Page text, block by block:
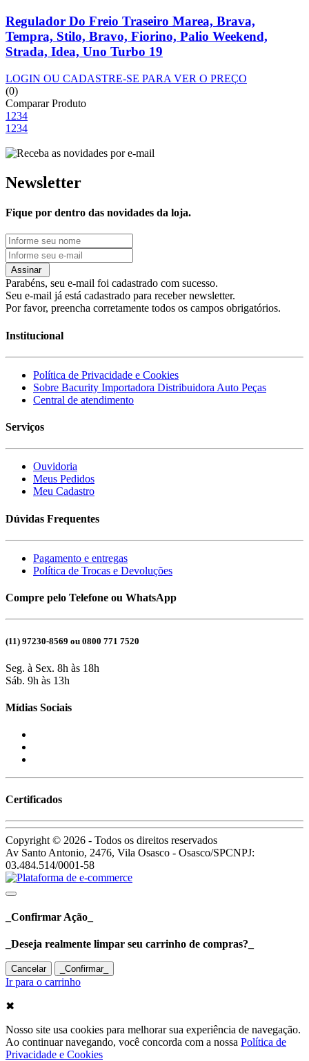
Regulador Do Freio Traseiro Marea, Brava,
Tempra, Stilo, Bravo, Fiorino, Palio Weekend,
Strada, Idea, Uno Turbo 19
LOGIN OU CADASTRE-SE PARA VER O PREÇO
(0)
Comparar Produto
1 234
1 234
Newsletter
Fique por dentro das novidades da loja.
Assinar
Parabéns, seu e-mail foi cadastrado com sucesso.
Seu e-mail já está cadastrado para receber newsletter.
Por favor, preencha corretamente todos os campos obrigatórios.
Institucional
Política de Privacidade e Cookies
Sobre Bacurity Importadora Distribuidora Auto Peças
Central de atendimento
Serviços
Ouvidoria
Meus Pedidos
Meu Cadastro
Dúvidas Frequentes
Pagamento e entregas
Política de Trocas e Devoluções
Compre pelo Telefone ou WhatsApp
(11) 97230-8569 ou 0800 771 7520
Seg. à Sex. 8h às 18h
Sáb. 9h às 13h
Mídias Sociais
Certificados
Copyright © 2026 - Todos os direitos reservados
Av Santo Antonio, 2476, Vila Osasco - Osasco/SPCNPJ:
03.484.514/0001-58
_Confirmar Ação_
_Deseja realmente limpar seu carrinho de compras?_
Cancelar _Confirmar_
Ir para o carrinho
✖
Nosso site usa cookies para melhorar sua experiência de navegação.
Ao continuar navegando, você concorda com a nossa Política de
Privacidade e Cookies